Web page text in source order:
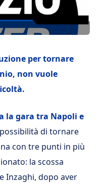
per tornare
non vuole
la gara tra Napoli e
di tornare
con tre punti in più
la scossa
Inzaghi, dopo aver